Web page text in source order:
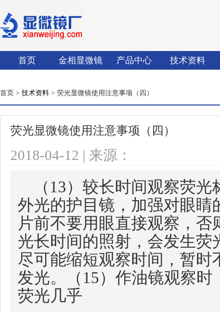
首页 金相显微镜 产品中心 技术资料
首页 > 技术资料 > 荧光显微镜使用注意事项（四）
荧光显微镜使用注意事项（四）
2018-04-12 | 来源：
（13）较长时间观察荧
外光的护目镜，加强对眼
片前不要用眼直接观察，
光长时间的照射，会发生
尽可能缩短观察时间，暂
发光。（15）作油镜观察时
荧光几乎